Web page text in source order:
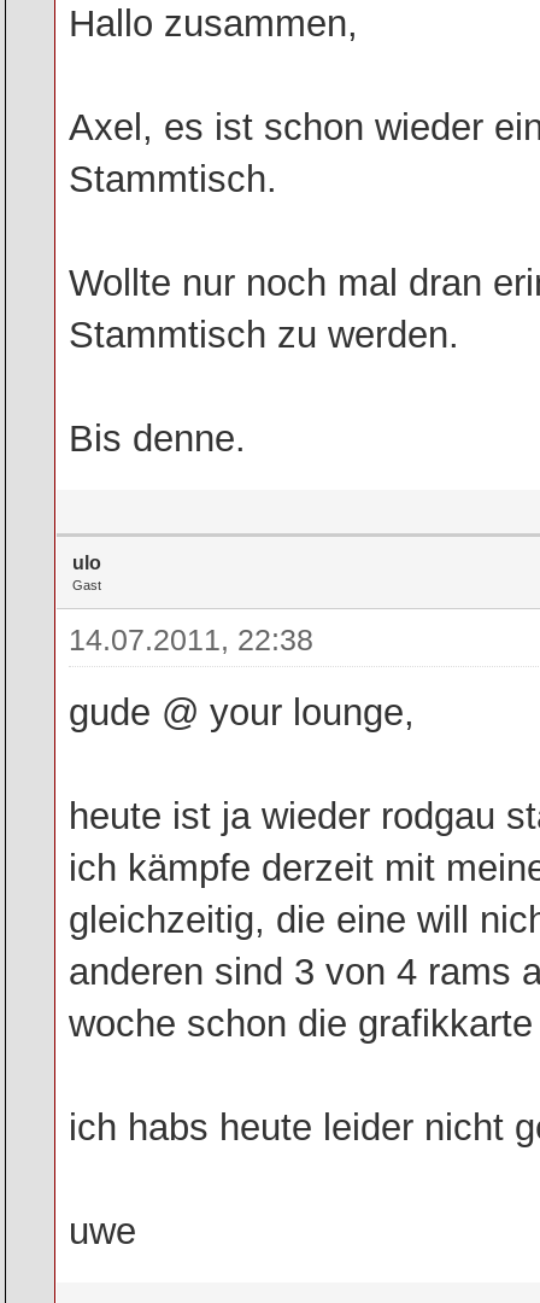
Hallo zusammen,
Axel, es ist schon wieder
Stammtisch.
Wollte nur noch mal dran
Stammtisch zu werden.
Bis denne.
ulo
Gast
14.07.2011, 22:38
gude @ your lounge,
heute ist ja wieder rodgau
ich kämpfe derzeit mit
gleichzeitig, die eine will
anderen sind 3 von 4 rams
woche schon die
ich habs heute leider nicht
uwe